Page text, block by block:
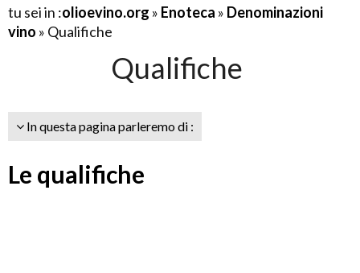
tu sei in :olioevino.org » Enoteca » Denominazioni
vino » Qualifiche
Qualifiche
In questa pagina parleremo di :
Le qualifiche